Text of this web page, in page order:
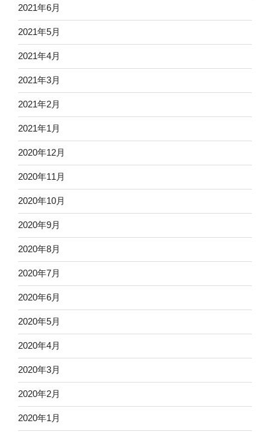
2021年6月
2021年5月
2021年4月
2021年3月
2021年2月
2021年1月
2020年12月
2020年11月
2020年10月
2020年9月
2020年8月
2020年7月
2020年6月
2020年5月
2020年4月
2020年3月
2020年2月
2020年1月